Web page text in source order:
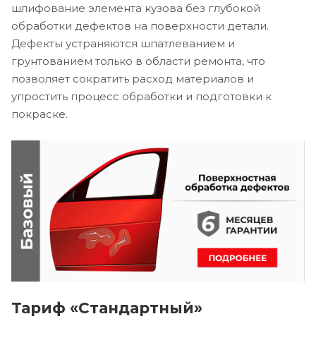
шлифование элемента кузова без глубокой
обработки дефектов на поверхности детали.
Дефекты устраняются шпатлеванием и
грунтованием только в области ремонта, что
позволяет сократить расход материалов и
упростить процесс обработки и подготовки к
покраске.
Тариф «Стандартный»